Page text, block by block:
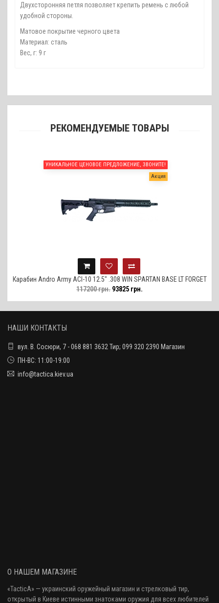
Двухсторонняя петля позволяет крепить ремень с любой
удобной стороны.
Матовое покрытие черного цвета
Материал: сталь
Вес, г: 9 г
РЕКОМЕНДУЕМЫЕ ТОВАРЫ
УНИКАЛЬНОЕ ЦЕНОВОЕ ПРЕДЛОЖЕНИЕ, ЗВОНИТЕ!
Акция
Карабин Andro Army ACI-10 12.5" .308 WIN SPARTAN BASE LT FORGET
SBR
117200 грн. 93825 грн.
НАШИ КОНТАКТЫ
вул. В. Сосюри, 7 - 068 881 3632 Тир; 099 320 2390 Магазин
ПН-ВС: 11:00-19:00
info@tactica.kiev.ua
О НАШЕМ МАГАЗИНЕ
«TacticA» — украинский оружейный магазин и стрелковый тир,
открытый в Киеве истинными знатоками оружия для всех любителей